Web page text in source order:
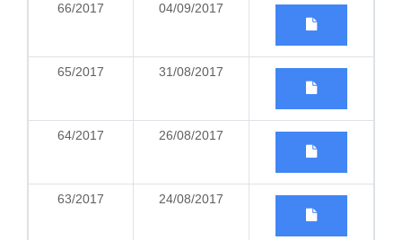
66/2017 04/09/2017
65/2017 31/08/2017
64/2017 26/08/2017
63/2017 24/08/2017